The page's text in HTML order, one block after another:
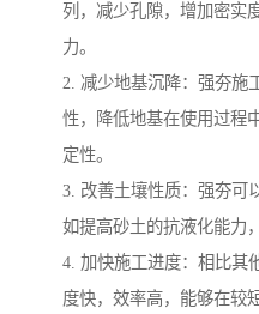
列，减少孔隙，增加密实
力。
2. 减少地基沉降：强夯施
性，降低地基在使用过程
定性。
3. 改善土壤性质：强夯可
如提高砂土的抗液化能力
4. 加快施工进度：相比其
度快，效率高，能够在较